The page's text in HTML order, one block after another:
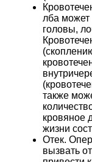
лба может
головы,
также
кровяное
жизни
Отек.
вызвать